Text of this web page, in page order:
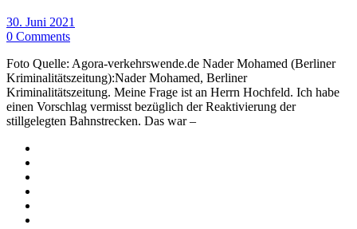
30. Juni 2021
0 Comments
Foto Quelle: Agora-verkehrswende.de Nader Mohamed (Berliner
Kriminalitätszeitung):Nader Mohamed, Berliner
Kriminalitätszeitung. Meine Frage ist an Herrn Hochfeld. Ich habe
einen Vorschlag vermisst bezüglich der Reaktivierung der
stillgelegten Bahnstrecken. Das war –